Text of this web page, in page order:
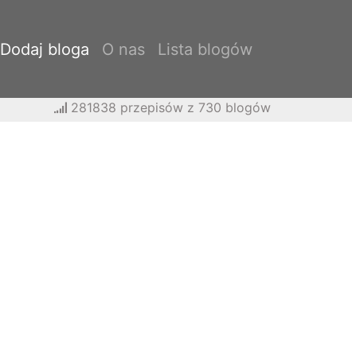
Dodaj bloga O nas Lista blogów
281838 przepisów z 730 blogów